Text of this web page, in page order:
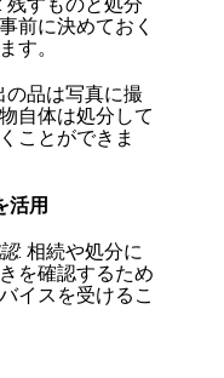
残すものと処分
前に決めておく
す。
の品は写真に撮
自体は処分して
ことができま
活用
: 相続や処分に
を確認するため
イスを受けるこ